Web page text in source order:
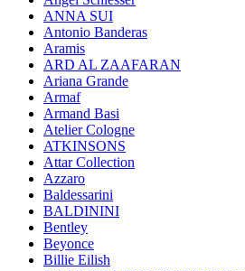
ANNA SUI
Antonio Banderas
Aramis
ARD AL ZAAFARAN
Ariana Grande
Armaf
Armand Basi
Atelier Cologne
ATKINSONS
Attar Collection
Azzaro
Baldessarini
BALDININI
Bentley
Beyonce
Billie Eilish